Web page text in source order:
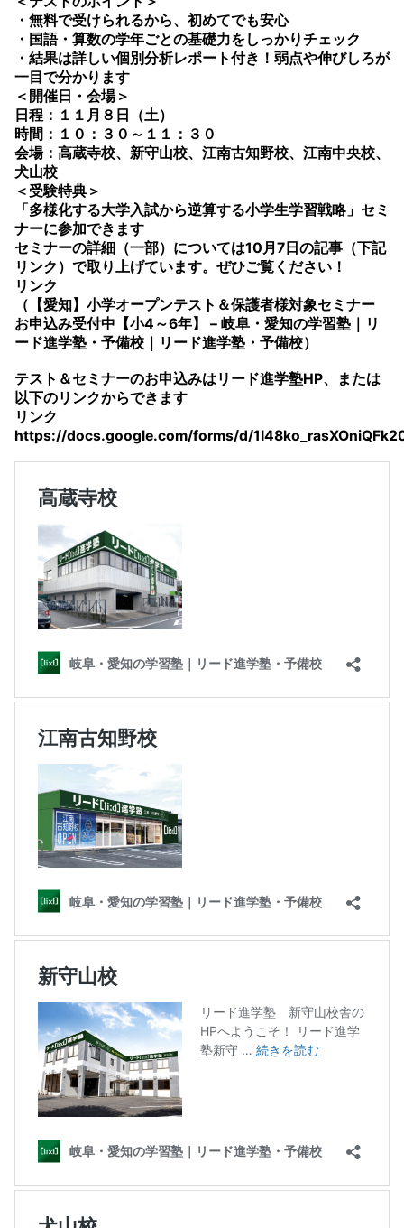
・無料で受けられるから、初めてでも安心
・国語・算数の学年ごとの基礎力をしっかりチェック
・結果は詳しい個別分析レポート付き！弱点や伸びしろが
一目で分かります
＜開催日・会場＞
日程：１１月８日（土）
時間：１０：３０～１１：３０
会場：高蔵寺校、新守山校、江南古知野校、江南中央校、
犬山校
＜受験特典＞
「多様化する大学入試から逆算する小学生学習戦略」セミ
ナーに参加できます
セミナーの詳細（一部）については10月7日の記事（下記
リンク）で取り上げています。ぜひご覧ください！
リンク
（【愛知】小学オープンテスト＆保護者様対象セミナー
お申込み受付中【小4～6年】 – 岐阜・愛知の学習塾｜リ
ード進学塾・予備校｜リード進学塾・予備校）
テスト＆セミナーのお申込みはリード進学塾HP、または
以下のリンクからできます
リンク
https://docs.google.com/forms/d/